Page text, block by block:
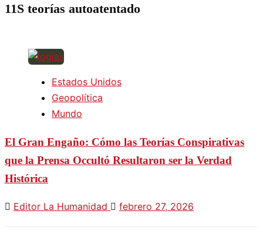
11S teorías autoatentado
Estados Unidos
Geopolítica
Mundo
El Gran Engaño: Cómo las Teorías Conspirativas
que la Prensa Occultó Resultaron ser la Verdad
Histórica
Editor La Humanidad febrero 27, 2026